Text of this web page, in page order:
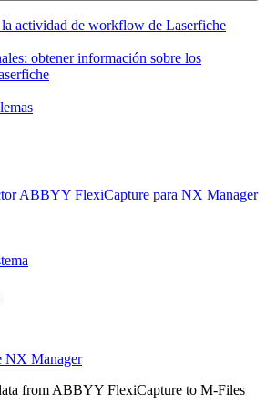
actividad de workflow de Laserfiche
obtener información sobre los
ABBYY FlexiCapture para NX Manager
NX Manager
from ABBYY FlexiCapture to M-Files